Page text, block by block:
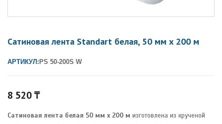
Сатиновая лента Standart белая, 50 мм х 200 м
АРТИКУЛ: PS 50-200S W
8 520₸
Сатиновая лента белая 50 мм х 200 м изготовлена из крученой